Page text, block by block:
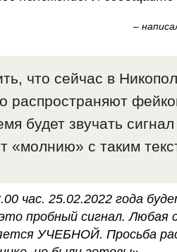
–
что сейчас в
распространяют
будет звучать
«молнию» с таким
час. 25.02.2022 года
пробный сигнал. Любая
УЧЕБНОЙ. Просьба